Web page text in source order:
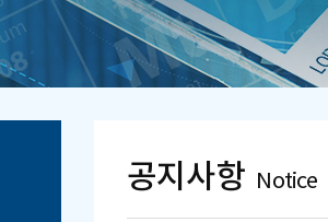
공지사항 Notice